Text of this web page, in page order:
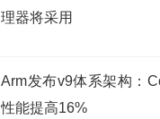
理器将采用
Arm发布v9体系架构：
性能提高16%